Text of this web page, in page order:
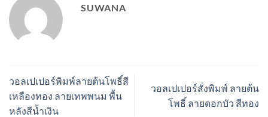
SUWANA
วอลเปเปอร์พิมพ์ลายต้นโพธิ์สี
เหลืองทอง ลายเทพพนม พื้น
หลังสีน้ำเงิน
วอลเปเปอร์สั่งพิมพ์ ลายต้น
โพธิ์ ลายดอกบัว สีทอง